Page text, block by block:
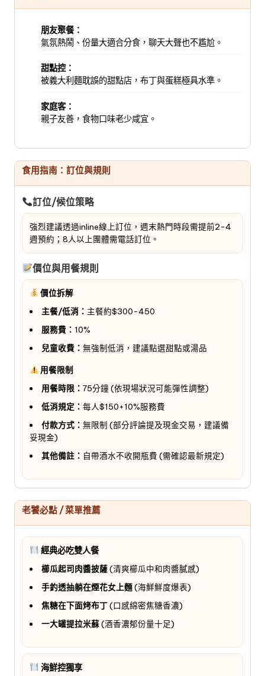
朋友聚餐：
氣氛熱鬧、份量大適合分食，聊天大聲也不尷尬。
甜點控：
被義大利麵耽誤的甜點店，布丁與蛋糕極具水準。
家庭客：
親子友善，食物口味老少咸宜。
食用指南：訂位與規則
訂位/候位策略
強烈建議透過inline線上訂位，週末熱門時段需提前2-4
週預約；8人以上團體需電話訂位。
價位與用餐規則
價位拆解
主餐/低消： 主餐約$300-450
服務費： 10%
兒童收費： 無強制低消，建議點選甜點或湯品
用餐限制
用餐時限： 75分鐘 (依現場狀況可能彈性調整)
低消規定： 每人$150+10%服務費
付款方式： 無限制 (部分評論提及現金交易，建議備
妥現金)
其他備註： 自帶酒水不收開瓶費 (需確認最新規定)
老饕必點 / 菜單推薦
經典必吃雙人餐
櫛瓜起司肉醬披薩(清爽櫛瓜中和肉醬膩感)
手釣透抽躺在煙花女上麵(海鮮鮮度爆表)
焦糖在下面烤布丁(口感綿密焦糖香濃)
一大罐提拉米蘇(酒香濃郁份量十足)
海鮮控獨享